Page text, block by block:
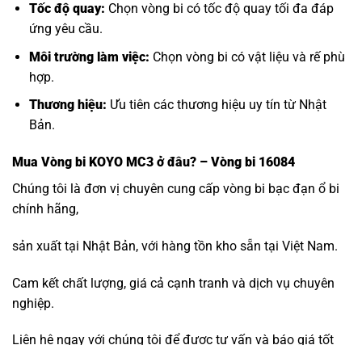
Tốc độ quay: Chọn vòng bi có tốc độ quay tối đa đáp
ứng yêu cầu.
Môi trường làm việc: Chọn vòng bi có vật liệu và rế phù
hợp.
Thương hiệu: Ưu tiên các thương hiệu uy tín từ Nhật
Bản.
Mua Vòng bi KOYO MC3 ở đâu? – Vòng bi 16084
Chúng tôi là đơn vị chuyên cung cấp vòng bi bạc đạn ổ bi
chính hãng,
sản xuất tại Nhật Bản, với hàng tồn kho sẵn tại Việt Nam.
Cam kết chất lượng, giá cả cạnh tranh và dịch vụ chuyên
nghiệp.
Liên hệ ngay với chúng tôi để được tư vấn và báo giá tốt